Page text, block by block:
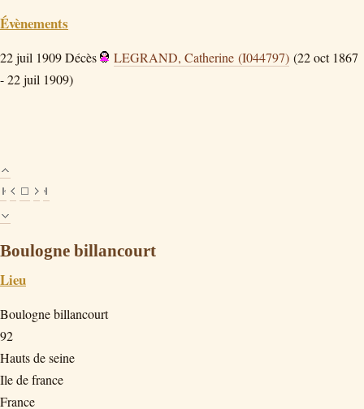
Évènements
22 juil 1909Décès LEGRAND, Catherine (I044797) (22 oct 1867
- 22 juil 1909)
Boulogne billancourt
Lieu
Boulogne billancourt
92
Hauts de seine
Ile de france
France